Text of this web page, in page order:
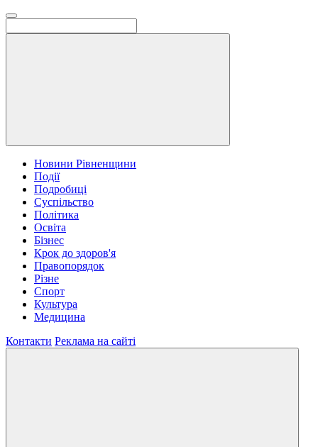
Новини Рівненщини
Події
Подробиці
Суспільство
Політика
Освіта
Бізнес
Крок до здоров'я
Правопорядок
Різне
Спорт
Культура
Медицина
Контакти Реклама на сайті